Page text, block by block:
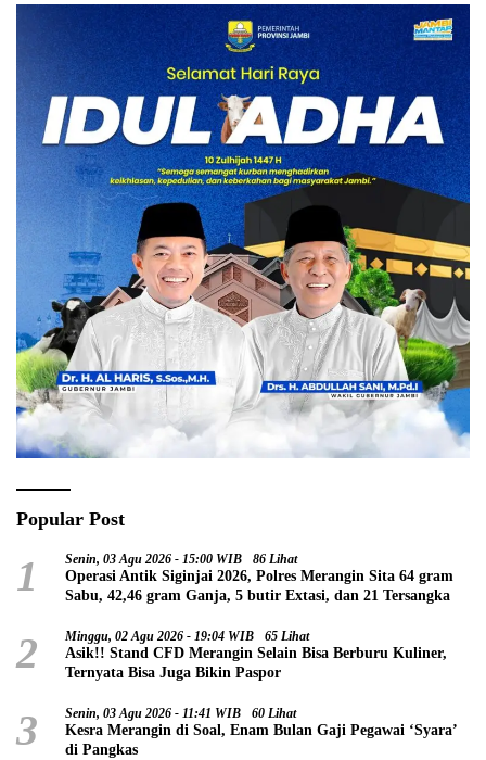
Popular Post
1 Senin, 03 Agu 2026 - 15:00 WIB 86 Lihat
Operasi Antik Siginjai 2026, Polres Merangin Sita 64 gram
Sabu, 42,46 gram Ganja, 5 butir Extasi, dan 21 Tersangka
2 Minggu, 02 Agu 2026 - 19:04 WIB 65 Lihat
Asik!! Stand CFD Merangin Selain Bisa Berburu Kuliner,
Ternyata Bisa Juga Bikin Paspor
3 Senin, 03 Agu 2026 - 11:41 WIB 60 Lihat
Kesra Merangin di Soal, Enam Bulan Gaji Pegawai ‘Syara’
di Pangkas